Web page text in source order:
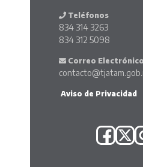
Teléfonos
834 314 3263
834 312 5098
Correo Electrónico
Aviso de Privacidad